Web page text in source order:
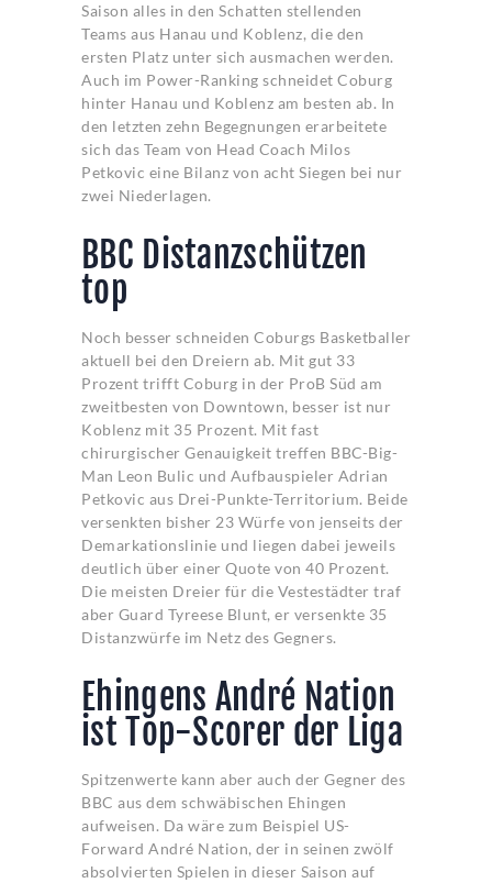
Saison alles in den Schatten stellenden
Teams aus Hanau und Koblenz, die den
ersten Platz unter sich ausmachen werden.
Auch im Power-Ranking schneidet Coburg
hinter Hanau und Koblenz am besten ab. In
den letzten zehn Begegnungen erarbeitete
sich das Team von Head Coach Milos
Petkovic eine Bilanz von acht Siegen bei nur
zwei Niederlagen.
BBC Distanzschützen
top
Noch besser schneiden Coburgs Basketballer
aktuell bei den Dreiern ab. Mit gut 33
Prozent trifft Coburg in der ProB Süd am
zweitbesten von Downtown, besser ist nur
Koblenz mit 35 Prozent. Mit fast
chirurgischer Genauigkeit treffen BBC-Big-
Man Leon Bulic und Aufbauspieler Adrian
Petkovic aus Drei-Punkte-Territorium. Beide
versenkten bisher 23 Würfe von jenseits der
Demarkationslinie und liegen dabei jeweils
deutlich über einer Quote von 40 Prozent.
Die meisten Dreier für die Vestestädter traf
aber Guard Tyreese Blunt, er versenkte 35
Distanzwürfe im Netz des Gegners.
Ehingens André Nation
ist Top-Scorer der Liga
Spitzenwerte kann aber auch der Gegner des
BBC aus dem schwäbischen Ehingen
aufweisen. Da wäre zum Beispiel US-
Forward André Nation, der in seinen zwölf
absolvierten Spielen in dieser Saison auf